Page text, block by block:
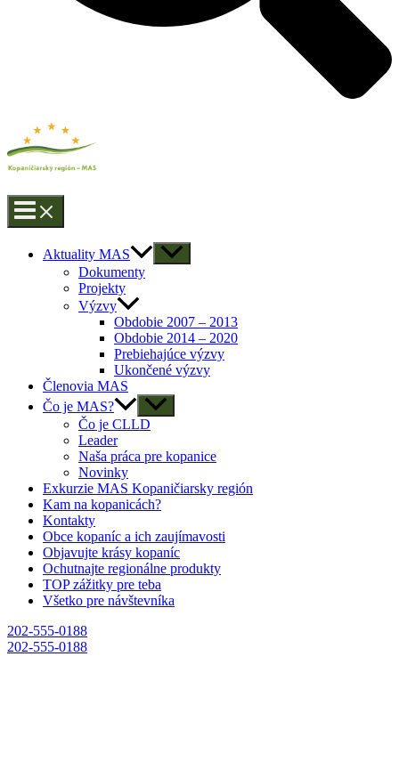
Aktuality MAS
Dokumenty
Projekty
Výzvy
Obdobie 2007 – 2013
Obdobie 2014 – 2020
Prebiehajúce výzvy
Ukončené výzvy
Členovia MAS
Čo je MAS?
Čo je CLLD
Leader
Naša práca pre kopanice
Novinky
Exkurzie MAS Kopaničiarsky región
Kam na kopanicách?
Kontakty
Obce kopaníc a ich zaujímavosti
Objavujte krásy kopaníc
Ochutnajte regionálne produkty
TOP zážitky pre teba
Všetko pre návštevníka
202-555-0188
202-555-0188